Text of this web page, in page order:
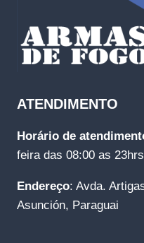
ATENDIMENTO
Horário de
feira das 08:00 as 23hrs
Endereço: Avda.
Asunción, Paraguai